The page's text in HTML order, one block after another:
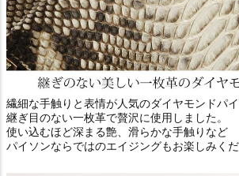
繊細な手触りと表情が人気のダイヤモンドパイ
継ぎ目のない一枚革で贅沢に使用しました。
使い込むほど深まる艶、滑らかな手触りなど
パイソンならではのエイジングもお楽しみくだ